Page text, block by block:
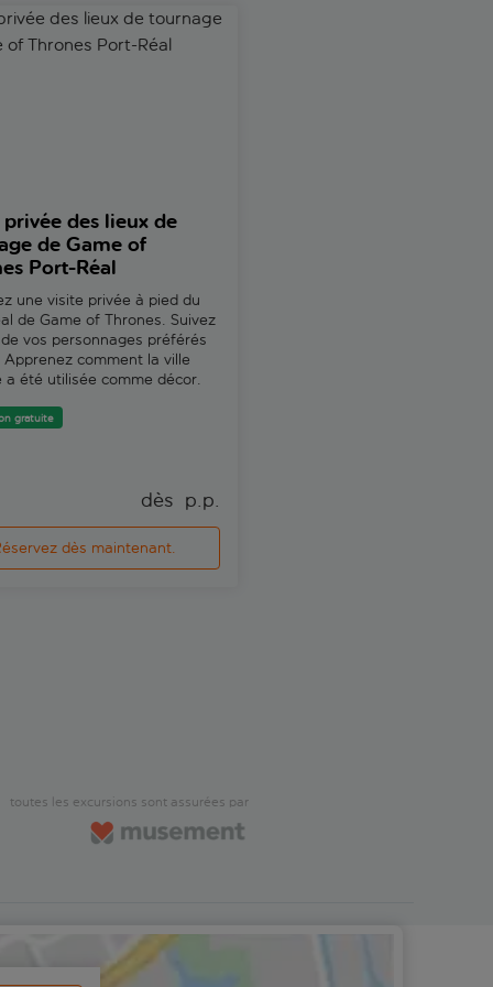
des lieux de tournage de Game of Thrones Port-Réal
des lieux de
de Game of
Port-Réal
une visite privée à pied du
de Game of Thrones. Suivez
vos personnages préférés
Apprenez comment la ville
a été utilisée comme décor.
gratuite
dès p.p.
dès maintenant.
toutes les excursions sont assurées par